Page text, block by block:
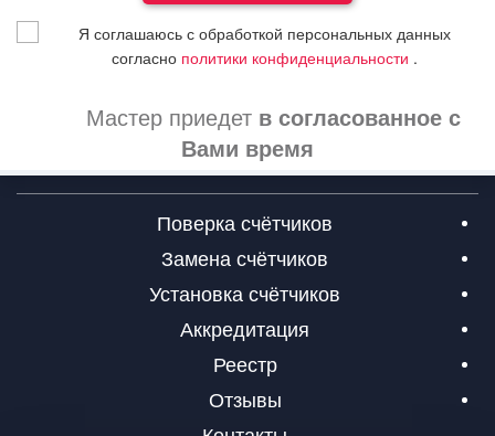
Я соглашаюсь с обработкой персональных данных
согласно политики конфиденциальности .
Мастер приедет в согласованное с
Вами время
Поверка счётчиков
Замена счётчиков
Установка счётчиков
Аккредитация
Реестр
Отзывы